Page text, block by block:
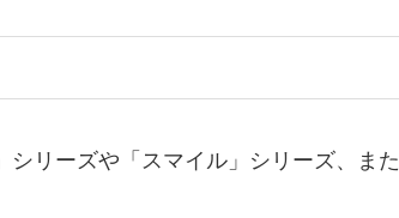
リーズや「スマイル」シリーズ、また